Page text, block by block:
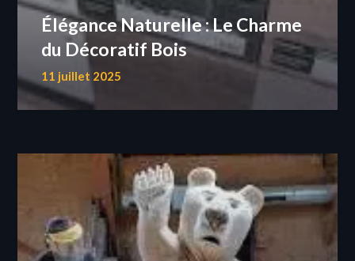
Élégance Naturelle : Le Charme
du Décoratif Bois
11 juillet 2025